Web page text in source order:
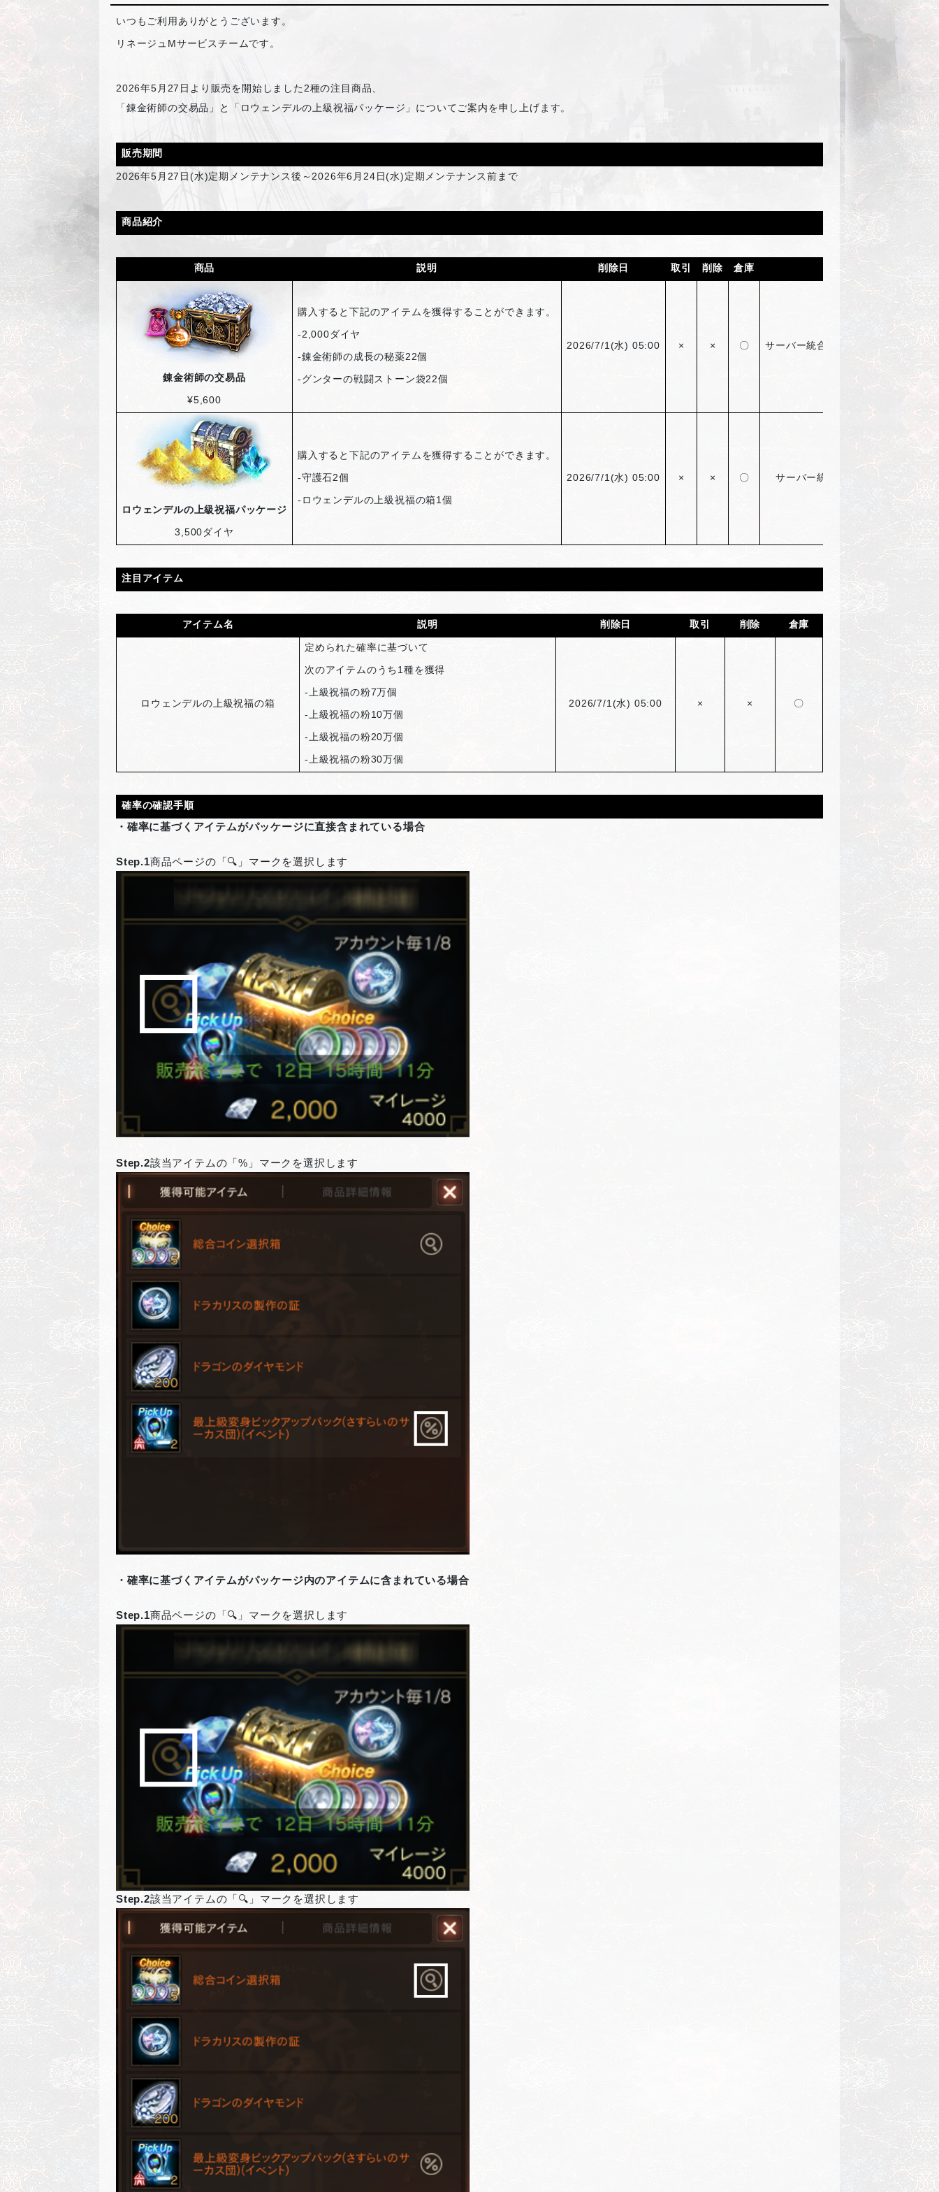
いつもご利用ありがとうございます。
リネージュMサービスチームです。
2026年5月27日より販売を開始しました2種の注目商品、
「錬金術師の交易品」と「ロウェンデルの上級祝福パッケージ」についてご案内を申し上げます。
販売期間
2026年5月27日(水)定期メンテナンス後～2026年6月24日(水)定期メンテナンス前まで
商品紹介
商品 説明 削除日 取引 削除 倉庫
錬金術師の交易品
¥5,600
購入すると下記のアイテムを獲得することができます。
-2,000ダイヤ
-錬金術師の成長の秘薬22個
-グンターの戦闘ストーン袋22個
2026/7/1(水) 05:00 × × 〇 サーバー統合アカウント限定毎週8
ロウェンデルの上級祝福パッケージ
3,500ダイヤ
購入すると下記のアイテムを獲得することができます。
-守護石2個
- ロウェンデルの上級祝福の箱1個
2026/7/1(水) 05:00 × × 〇 サーバー統合アカウント限定4回
注目アイテム
アイテム名 説明 削除日 取引 削除 倉庫
ロウェンデルの上級祝福の箱
定められた確率に基づいて
次のアイテムのうち1種を獲得
-上級祝福の粉7万個
-上級祝福の粉10万個
-上級祝福の粉20万個
-上級祝福の粉30万個
2026/7/1(水) 05:00 × × 〇
確率の確認手順
・確率に基づくアイテムがパッケージに直接含まれている場合
Step.1商品ページの「🔍」マークを選択します
Step.2該当アイテムの「%」マークを選択します
・確率に基づくアイテムがパッケージ内のアイテムに含まれている場合
Step.1商品ページの「🔍」マークを選択します
Step.2該当アイテムの「🔍」マークを選択します